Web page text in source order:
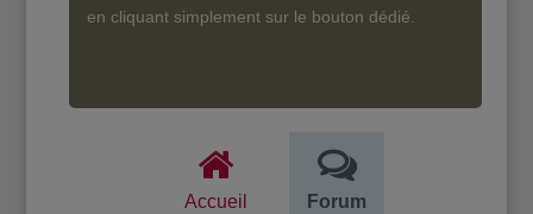
en cliquant simplement sur le bouton dédié.
Accueil Forum